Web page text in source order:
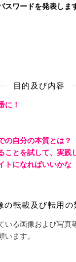
ワードを発表します
目的及び内容
に！
の自分の本質とは？
ことを試して、実践
トになればいいかな
の転載及び転用の
いる画像および写真
ます。